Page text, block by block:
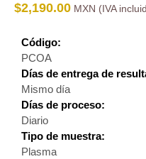
$2,190.00
Código:
PCOA
Días de entrega de
Mismo día
Días de proceso:
Diario
Tipo de muestra:
Plasma